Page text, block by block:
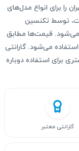
را برای انواع مدل‌های
توسط تکنسین
قیمت‌ها مطابق
می‌شود. گارانتی
برای استفاده دوباره
گارانتی معتبر